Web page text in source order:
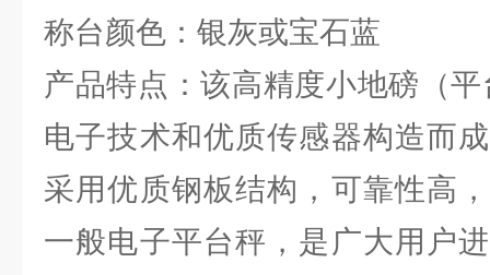
称台颜色：银灰或宝石蓝
产品特点：该高精度小地磅（
电子技术和优质传感器构造而
采用优质钢板结构，可靠性高
一般电子平台秤，是广大用户